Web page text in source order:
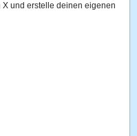
und erstelle deinen eigenen